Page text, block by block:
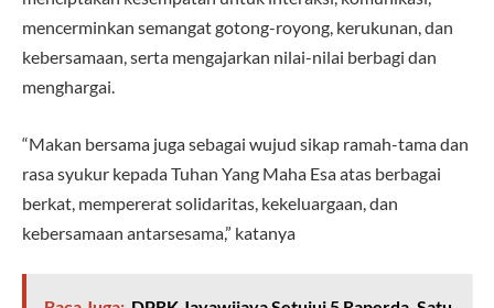
mencerminkan semangat gotong-royong, kerukunan, dan
kebersamaan, serta mengajarkan nilai-nilai berbagi dan
menghargai.
“Makan bersama juga sebagai wujud sikap ramah-tama dan
rasa syukur kepada Tuhan Yang Maha Esa atas berbagai
berkat, mempererat solidaritas, kekeluargaan, dan
kebersamaan antarsesama,” katanya